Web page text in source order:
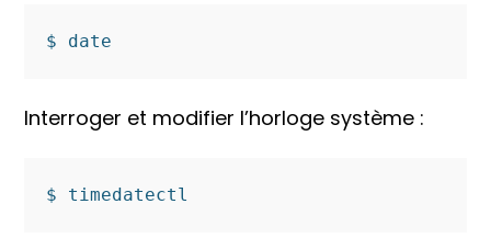
Interroger et modifier l’horloge système :
$ timedatectl